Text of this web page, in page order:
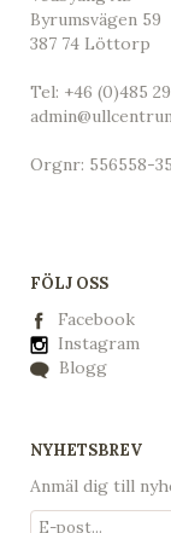
Byrumsvägen 59
387 74 Löttorp
Tel: +46 (0)485
Orgnr: 556558-
FÖLJ OSS
Facebook
Instagram
Blogg
NYHETSBREV
Anmäl dig till